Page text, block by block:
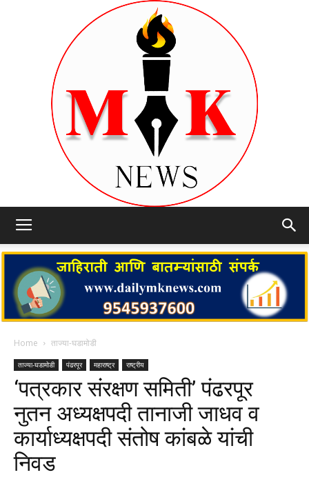
Home ताज्या-घडामोडी
ताज्या-घडामोडी पंढरपूर महाराष्ट्र राष्ट्रीय
‘पत्रकार संरक्षण समिती’ पंढरपूर
नुतन अध्यक्षपदी तानाजी जाधव व
कार्याध्यक्षपदी संतोष कांबळे यांची
निवड